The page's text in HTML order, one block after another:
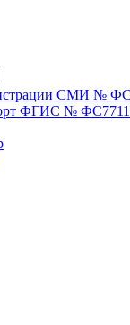
СМИ №
ФГИС №